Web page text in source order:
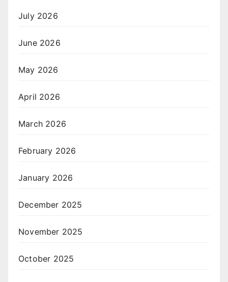
July 2026
June 2026
May 2026
April 2026
March 2026
February 2026
January 2026
December 2025
November 2025
October 2025